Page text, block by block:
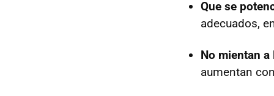
Que se
adecuados,
No mientan
aumentan